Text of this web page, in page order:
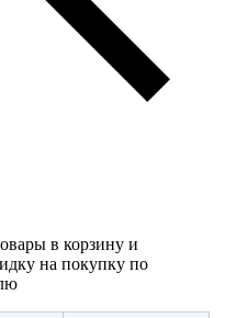
в корзину и
на покупку по